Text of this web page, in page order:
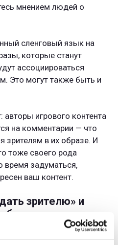
мнением людей о
сленговый язык на
которые станут
ассоциироваться
Это могут также быть и
игрового контента
на комментарии — что
зрителям в их образе. И
тоже своего рода
время задуматься,
ваш контент.
зрителю» и